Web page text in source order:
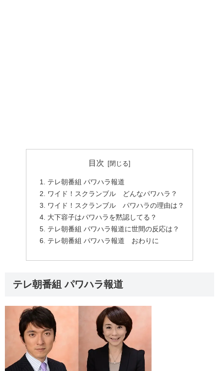
目次
テレ朝番組 パワハラ報道
ワイド！スクランブル どんなパワハラ？
ワイド！スクランブル パワハラの理由は？
大下容子はパワハラを黙認してる？
テレ朝番組 パワハラ報道に世間の反応は？
テレ朝番組 パワハラ報道 おわりに
テレ朝番組 パワハラ報道